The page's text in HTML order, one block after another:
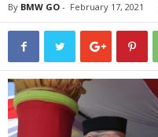
By BMW GO - February 17, 2021